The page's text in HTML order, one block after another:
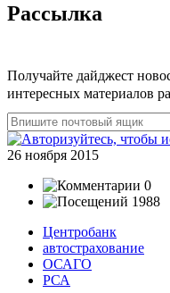
Рассылка
Получайте дайджест
интересных материалов
26 ноября 2015
0
1988
Центробанк
автострахование
ОСАГО
РСА